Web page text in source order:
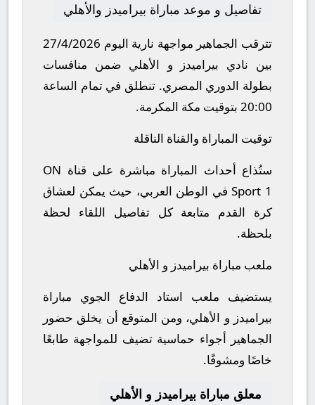
تفاصيل و موعد مباراة بيراميدز والأهلي
تترقب الجماهير مواجهة نارية اليوم 27/4/2026
بين نادي بيراميدز و الأهلي ضمن منافسات
بطولة الدوري المصري. تنطلق في تمام الساعة
20:00 بتوقيت مكة المكرمة.
توقيت المباراة والقناة الناقلة
ستُذاع أحداث المباراة مباشرة على قناة ON
Sport 1 في الوطن العربي، حيث يمكن لعشاق
كرة القدم متابعة كل تفاصيل اللقاء لحظة
بلحظة.
ملعب مباراة بيراميدز و الأهلي
يستضيف ملعب استاد الدفاع الجوي مباراة
بيراميدز و الأهلي، ومن المتوقع أن يخلق حضور
الجماهير أجواء حماسية تضيف للمواجهة طابعًا
خاصًا ومشوقًا.
معلق مباراة بيراميدز و الأهلي